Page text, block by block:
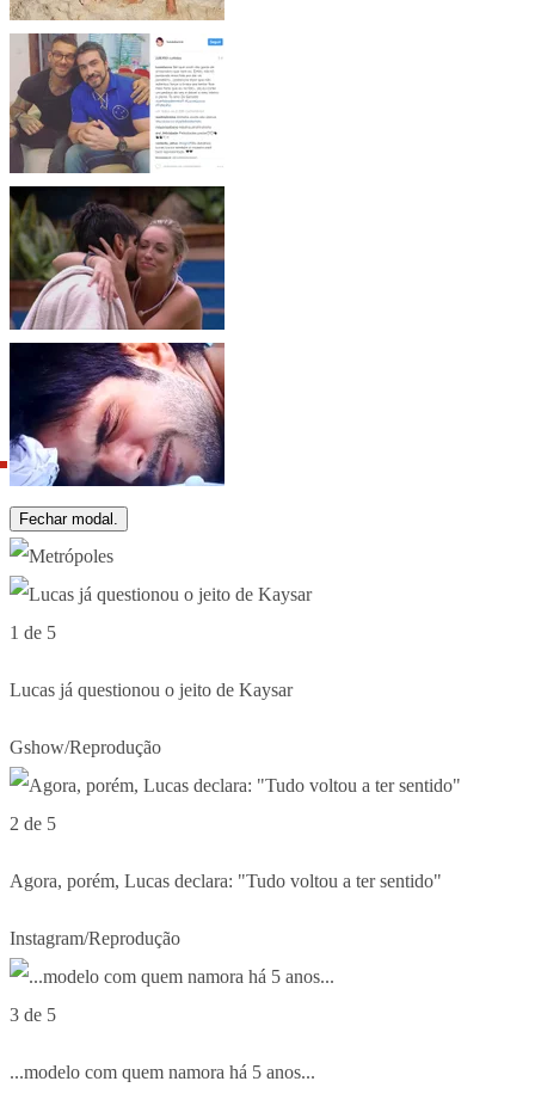
Fechar modal.
1 de 5
Lucas já questionou o jeito de Kaysar
Gshow/Reprodução
2 de 5
Agora, porém, Lucas declara: "Tudo voltou a ter sentido"
Instagram/Reprodução
3 de 5
...modelo com quem namora há 5 anos...